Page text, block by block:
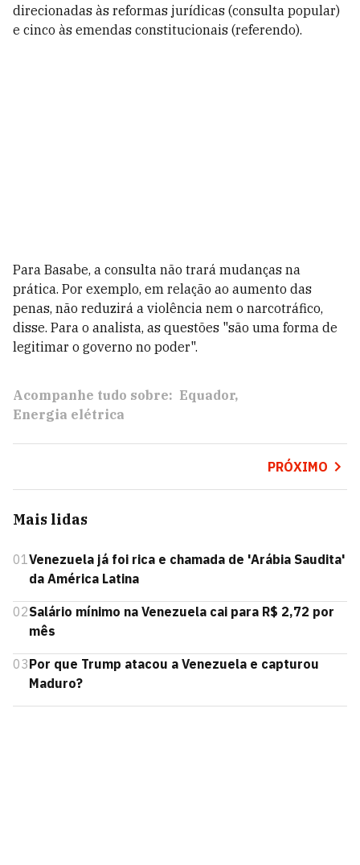
direcionadas às reformas jurídicas (consulta popular)
e cinco às emendas constitucionais (referendo).
Para Basabe, a consulta não trará mudanças na
prática. Por exemplo, em relação ao aumento das
penas, não reduzirá a violência nem o narcotráfico,
disse. Para o analista, as questões "são uma forma de
legitimar o governo no poder".
Acompanhe tudo sobre: Equador
Energia elétrica
PRÓXIMO
Mais lidas
01Venezuela já foi rica e chamada de 'Arábia Saudita'
da América Latina
02Salário mínimo na Venezuela cai para R$ 2,72 por
mês
03Por que Trump atacou a Venezuela e capturou
Maduro?